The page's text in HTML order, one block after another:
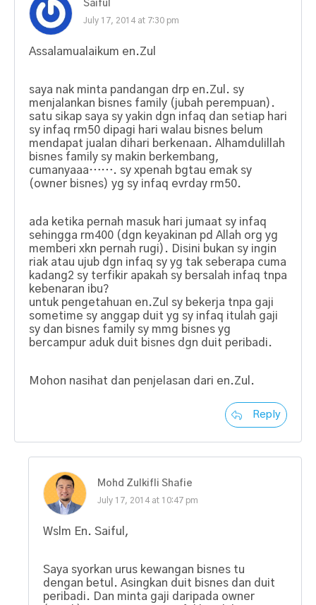
Saiful
July 17, 2014 at 7:30 pm
Assalamualaikum en.Zul
saya nak minta pandangan drp en.Zul. sy
menjalankan bisnes family (jubah perempuan).
satu sikap saya sy yakin dgn infaq dan setiap hari
sy infaq rm50 dipagi hari walau bisnes belum
mendapat jualan dihari berkenaan. Alhamdulillah
bisnes family sy makin berkembang,
cumanyaaa……. sy xpenah bgtau emak sy
(owner bisnes) yg sy infaq evrday rm50.
ada ketika pernah masuk hari jumaat sy infaq
sehingga rm400 (dgn keyakinan pd Allah org yg
memberi xkn pernah rugi). Disini bukan sy ingin
riak atau ujub dgn infaq sy yg tak seberapa cuma
kadang2 sy terfikir apakah sy bersalah infaq tnpa
kebenaran ibu?
untuk pengetahuan en.Zul sy bekerja tnpa gaji
sometime sy anggap duit yg sy infaq itulah gaji
sy dan bisnes family sy mmg bisnes yg
bercampur aduk duit bisnes dgn duit peribadi.
Mohon nasihat dan penjelasan dari en.Zul.
Reply
Mohd Zulkifli Shafie
July 17, 2014 at 10:47 pm
Wslm En. Saiful,
Saya syorkan urus kewangan bisnes tu
dengan betul. Asingkan duit bisnes dan duit
peribadi. Dan minta gaji daripada owner